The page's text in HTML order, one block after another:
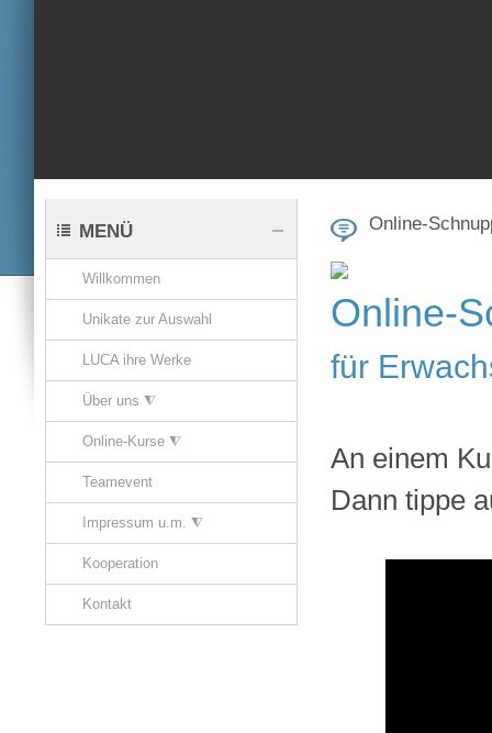
MENÜ
Willkommen
Unikate zur Auswahl
LUCA ihre Werke
Über uns ⧨
Online-Kurse ⧨
Teamevent
Impressum u.m. ⧨
Kooperation
Kontakt
Online-
Online-
für
An einem
Dann tippe